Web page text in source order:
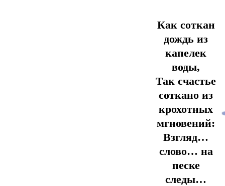
Как соткан
дождь из
капелек
воды,
Так счастье
соткано из
крохотных
мгновений:
Взгляд…
слово… на
песке
следы…